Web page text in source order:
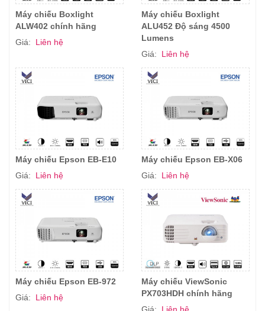
Máy chiếu Boxlight
ALW402 chính hãng
Giá: Liên hệ
Máy chiếu Boxlight
ALU452 Độ sáng 4500
Lumens
Giá: Liên hệ
Máy chiếu Epson EB-E10
Giá: Liên hệ
Máy chiếu Epson EB-X06
Giá: Liên hệ
Máy chiếu Epson EB-972
Giá: Liên hệ
Máy chiếu ViewSonic
PX703HDH chính hãng